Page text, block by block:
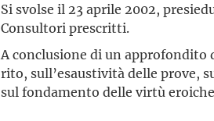
Si svolse il 23 aprile 2002,
Consultori prescritti.
A conclusione di un
rito, sull’esaustività delle prove,
sul fondamento delle virtù